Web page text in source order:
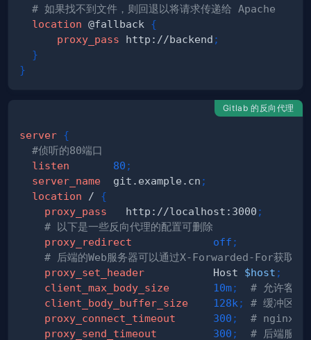
# 如果找不到文件，则回退以将请求传递给 Apache
location @fallback
{
proxy_pass http://backend ;
}
}
Gitlab 的反向代理
server {
#侦听的80端口
listen
80 ;
server_name
  git.example.cn
;
location /
{
proxy_pass
   http://localhost:3000
;
# 以下是一些反向代理的配置可删除
proxy_redirect
off ;
# 后端的Web服务器可以通过X-Forwarded-For获取用
proxy_set_header
           Host
$host ;
client_max_body_size
10m;
# 允许客户
client_body_buffer_size
128k ;
# 缓冲区代
proxy_connect_timeout
300 ;
# nginx跟
proxy_send_timeout
300 ; # 后端服务